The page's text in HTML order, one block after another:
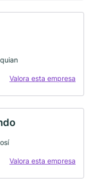
Valora esta empresa
Valora esta empresa